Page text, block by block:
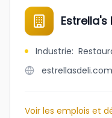
Estrella's
Industrie:
estrellasdeli.com
Voir les emplois et